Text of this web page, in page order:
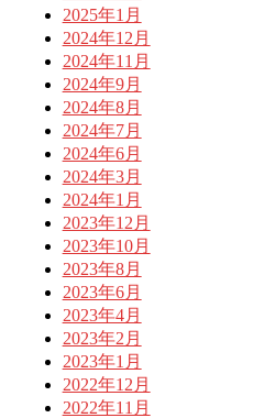
2025年1月
2024年12月
2024年11月
2024年9月
2024年8月
2024年7月
2024年6月
2024年3月
2024年1月
2023年12月
2023年10月
2023年8月
2023年6月
2023年4月
2023年2月
2023年1月
2022年12月
2022年11月